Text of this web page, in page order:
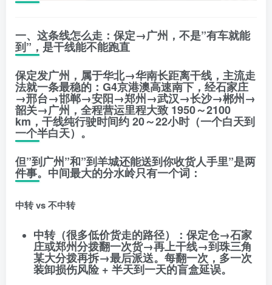
一、这条线怎么走：保定→广州，不是”有车就能
到”，是干线能不能跑直
保定发广州，属于华北→华南长距离干线 ，主流走
法就一条最稳的： G4京港澳高速南下 ，经石家庄
→邢台→邯郸→安阳→郑州→武汉→长沙→郴州→
韶关→广州，全程营运里程大致 1950～2100
km ，干线纯行驶时间约20～22小时（一个白天到
一个半白天）。
但”到广州”和”到羊城还能送到你收货人手里”是两
件事。中间最大的分水岭只有一个词：
中转 vs 不中转
中转（很多低价货走的路径）：保定仓→石家
庄或郑州分拨翻一次货→再上干线→到珠三角
某大分拨再拆→最后派送。 每翻一次，多一次
装卸损伤风险 + 半天到一天的盲盒延误。